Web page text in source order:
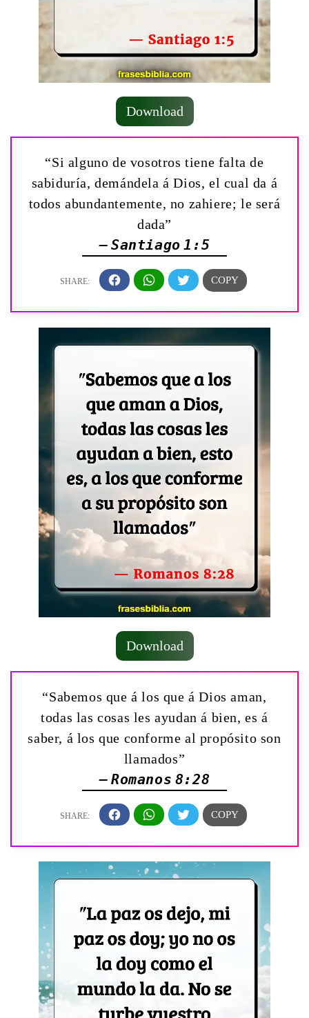
Download
“Si alguno de vosotros tiene falta de
sabiduría, demándela á Dios, el cual da á
todos abundantemente, no zahiere; le será
dada”
— Santiago 1:5
Download
“Sabemos que á los que á Dios aman,
todas las cosas les ayudan á bien, es á
saber, á los que conforme al propósito son
llamados”
— Romanos 8:28